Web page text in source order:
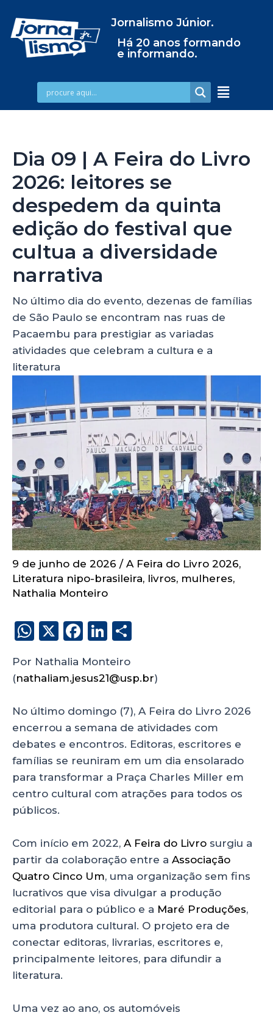
Jornalismo Júnior.
Há 20 anos formando
e informando.
Dia 09 | A Feira do Livro
2026: leitores se
despedem da quinta
edição do festival que
cultua a diversidade
narrativa
No último dia do evento, dezenas de famílias
de São Paulo se encontram nas ruas de
Pacaembu para prestigiar as variadas
atividades que celebram a cultura e a
literatura
9 de junho de 2026 / A Feira do Livro 2026,
Literatura nipo-brasileira, livros, mulheres,
Nathalia Monteiro
W
a
ts
A
p
p
X
F
c
e
b
o
o
k
Li
k
e
dI
n
a
re
Por Nathalia Monteiro
(nathaliam.jesus21@usp.br)
No último domingo (7), A Feira do Livro 2026
encerrou a semana de atividades com
debates e encontros. Editoras, escritores e
famílias se reuniram em um dia ensolarado
para transformar a Praça Charles Miller em
centro cultural com atrações para todos os
públicos.
Com início em 2022, A Feira do Livro surgiu a
partir da colaboração entre a Associação
Quatro Cinco Um, uma organização sem fins
lucrativos que visa divulgar a produção
editorial para o público e a Maré Produções,
uma produtora cultural. O projeto era de
conectar editoras, livrarias, escritores e,
principalmente leitores, para difundir a
literatura.
Uma vez ao ano, os automóveis